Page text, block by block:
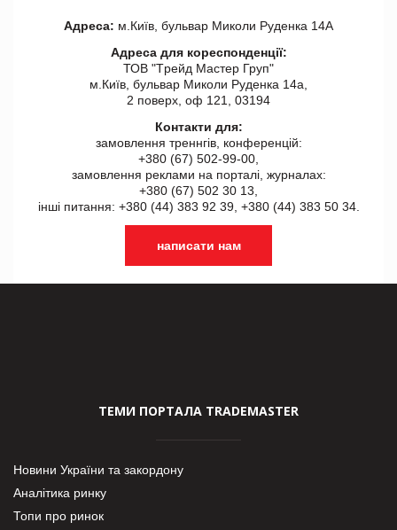
Адреса: м.Київ, бульвар Миколи Руденка 14А
Адреса для кореспонденції:
ТОВ "Tрейд Мастер Груп"
м.Київ, бульвар Миколи Руденка 14а,
2 поверх, оф 121, 03194
Контакти для:
замовлення треннгів, конференцій:
+380 (67) 502-99-00,
замовлення реклами на порталі, журналах:
+380 (67) 502 30 13,
інші питання: +380 (44) 383 92 39, +380 (44) 383 50 34.
написати нам
ТЕМИ ПОРТАЛА TRADEMASTER
Новини України та закордону
Аналітика ринку
Топи про ринок